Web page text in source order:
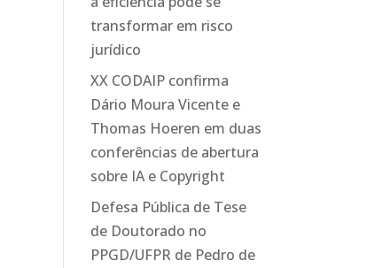
transformar em risco
jurídico
XX CODAIP confirma
Dário Moura Vicente e
Thomas Hoeren em duas
conferências de abertura
sobre IA e Copyright
Defesa Pública de Tese
de Doutorado no
PPGD/UFPR de Pedro de